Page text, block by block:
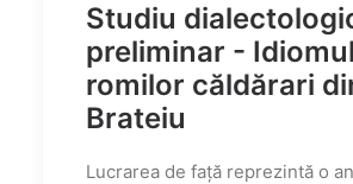
Studiu
preliminar - Idiomul
romilor căldărari
Brateiu
Lucrarea de față reprezintă o